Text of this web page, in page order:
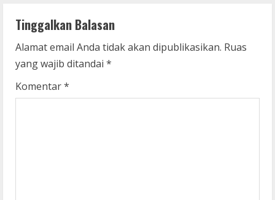
u
e
R
Tinggalkan Balasan
Alamat email Anda tidak akan dipublikasikan. Ruas
yang wajib ditandai *
Komentar*